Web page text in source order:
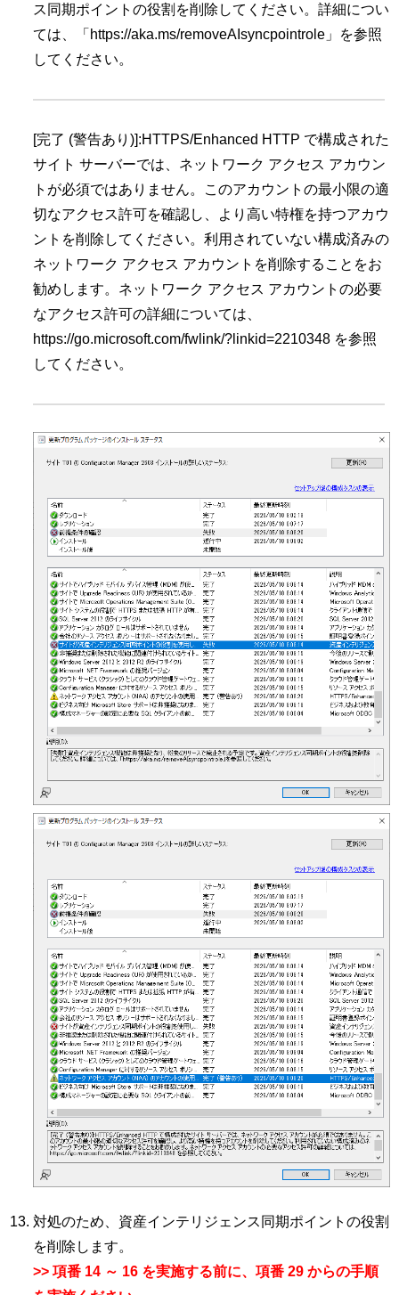
ス同期ポイントの役割を削除してください。詳細につい
ては、「https://aka.ms/removeAIsyncpointrole」を参照
してください。
[完了 (警告あり)]:HTTPS/Enhanced HTTP で構成された
サイト サーバーでは、ネットワーク アクセス アカウン
トが必須ではありません。このアカウントの最小限の適
切なアクセス許可を確認し、より高い特権を持つアカウ
ントを削除してください。利用されていない構成済みの
ネットワーク アクセス アカウントを削除することをお
勧めします。ネットワーク アクセス アカウントの必要
なアクセス許可の詳細については、
https://go.microsoft.com/fwlink/?linkid=2210348 を参照
してください。
対処のため、資産インテリジェンス同期ポイントの役割
を削除します。
>> 項番 14 ～ 16 を実施する前に、項番 29 からの手順